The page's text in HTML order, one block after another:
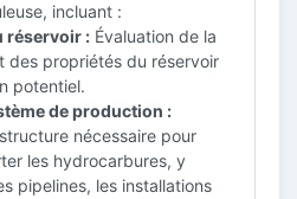
incluant :
réservoir : Évaluation de la
des propriétés du réservoir
potentiel.
de production :
nécessaire pour
les hydrocarbures, y
pipelines, les installations